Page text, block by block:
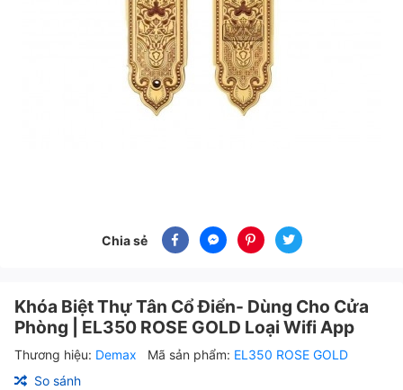
Chia sẻ
Khóa Biệt Thự Tân Cổ Điển- Dùng Cho Cửa
Phòng | EL350 ROSE GOLD Loại Wifi App
Thương hiệu: Demax Mã sản phẩm: EL350 ROSE GOLD
So sánh